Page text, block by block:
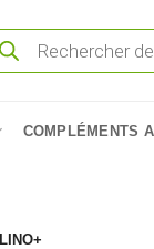
COMPLÉMENTS